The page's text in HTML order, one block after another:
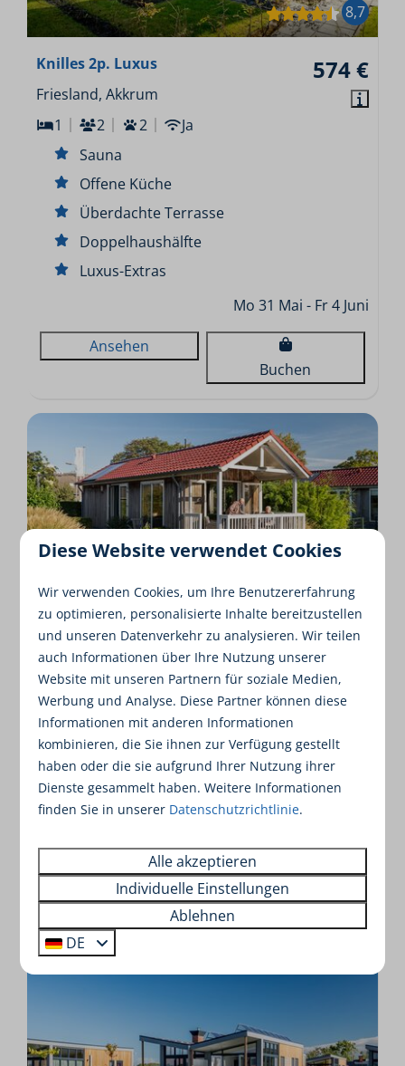
8,7
574 €
Knilles 2p. Luxus
Friesland, Akkrum
1
2 2
Ja
Sauna
Offene Küche
Überdachte Terrasse
Doppelhaushälfte
Luxus-Extras
Mo 31 Mai - Fr 4 Juni
Ansehen
Buchen
8,8
737 €
Meine 4 Personen
Friesland, Akkrum
2
4 Einige
Ja
Überdachte Terrasse
Am Wasser
Privater Bootssteg
Freistehend
Mo 31 Mai - Fr 4 Juni
Ansehen
Diese Website verwendet Cookies
Wir verwenden Cookies, um Ihre Benutzererfahrung
zu optimieren, personalisierte Inhalte bereitzustellen
und unseren Datenverkehr zu analysieren. Wir teilen
auch Informationen über Ihre Nutzung unserer
Website mit unseren Partnern für soziale Medien,
Werbung und Analyse. Diese Partner können diese
Informationen mit anderen Informationen
kombinieren, die Sie ihnen zur Verfügung gestellt
haben oder die sie aufgrund Ihrer Nutzung ihrer
Dienste gesammelt haben. Weitere Informationen
finden Sie in unserer Datenschutzrichtlinie.
Alle akzeptieren
Individuelle Einstellungen
Ablehnen
DE